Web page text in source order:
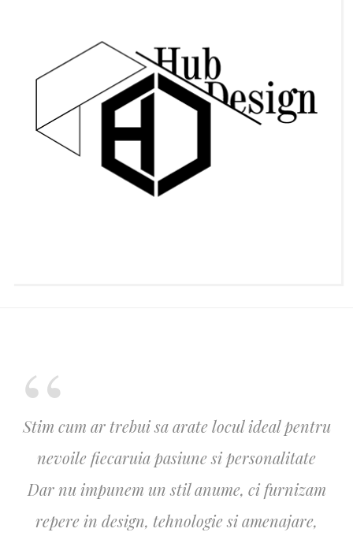
Stim cum ar trebui sa arate locul ideal pentru
nevoile fiecaruia pasiune si personalitate
Dar nu impunem un stil anume, ci furnizam
repere in design, tehnologie si amenajare,